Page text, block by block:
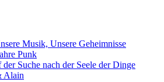
Musik, Unsere Geheimnisse
Punk
Suche nach der Seele der Dinge
Alain